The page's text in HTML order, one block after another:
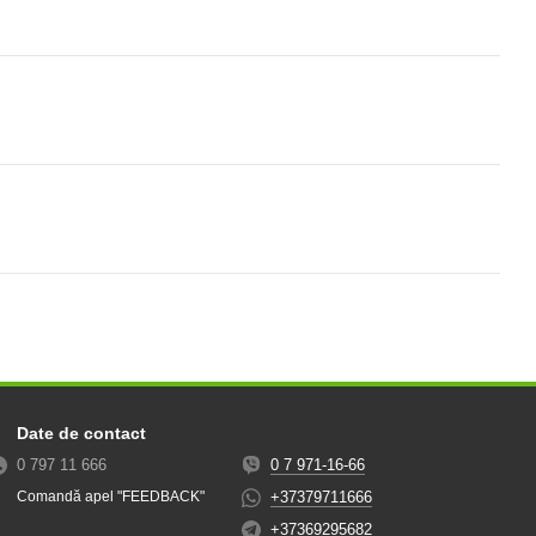
Date de contact
0 797 11 666
Comandă apel "FEEDBACK"
0 7 971-16-66
+37379711666
+37369295682